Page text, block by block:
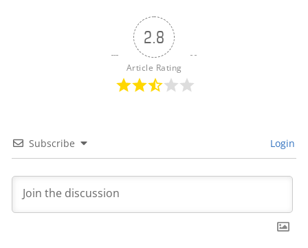
2.8
Article Rating
Subscribe Login